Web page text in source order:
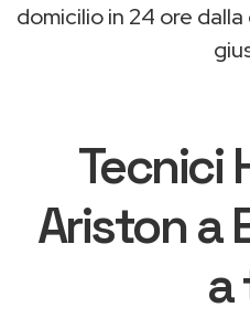
domicilio in 24 ore
Tecnici
Ariston a
a